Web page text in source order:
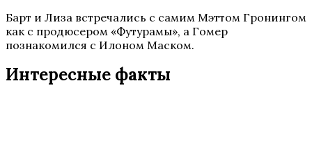
Барт и Лиза встречались с самим Мэттом Гронингом
как с продюсером «Футурамы», а Гомер
познакомился с Илоном Маском.
Интересные факты